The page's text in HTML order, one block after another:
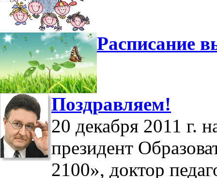
Расписание
Поздравляем!
20 декабря 2011 г.
президент
2100», доктор